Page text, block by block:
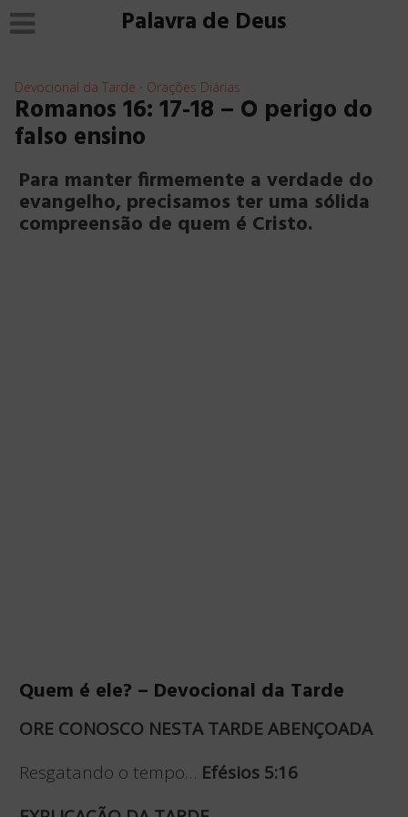
Palavra de Deus
Devocional da Tarde • Orações Diárias
Romanos 16: 17-18 – O perigo do
falso ensino
Para manter firmemente a verdade do
evangelho, precisamos ter uma sólida
compreensão de quem é Cristo.
Quem é ele? – Devocional da Tarde
ORE CONOSCO NESTA TARDE ABENÇOADA
Resgatando o tempo… Efésios 5:16